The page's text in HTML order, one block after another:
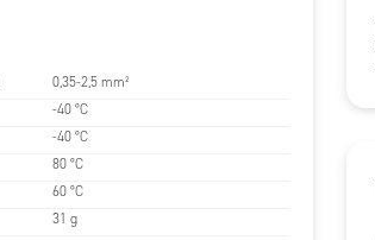
0,35-2,5 mm²
-40 °C
-40 °C
80 °C
60 °C
31 g